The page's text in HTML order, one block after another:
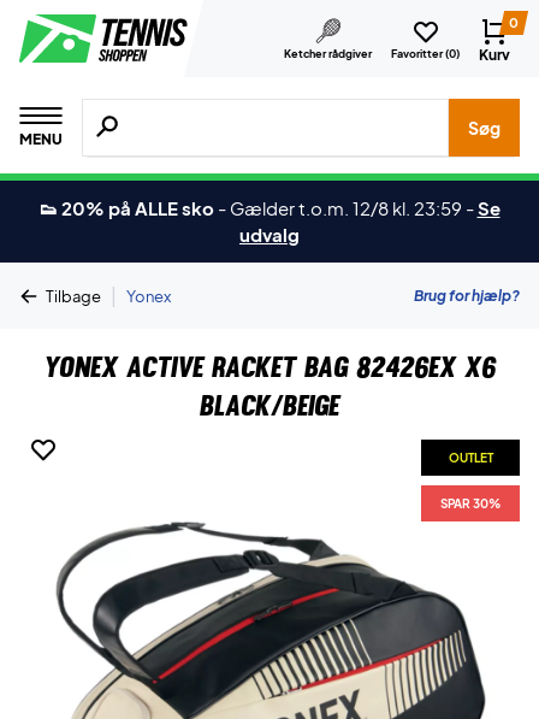
Ketcher rådgiver Favoritter (0)
0
Kurv
MENU
Søg efter produkter, mærker etc.
Søg
👟 20% på ALLE sko - Gælder t.o.m. 12/8 kl. 23:59 -Se
udvalg
Tilbage | Yonex Brug for hjælp?
Yonex Active Racket Bag 82426EX X6
Black/Beige
OUTLET
SPAR 30%